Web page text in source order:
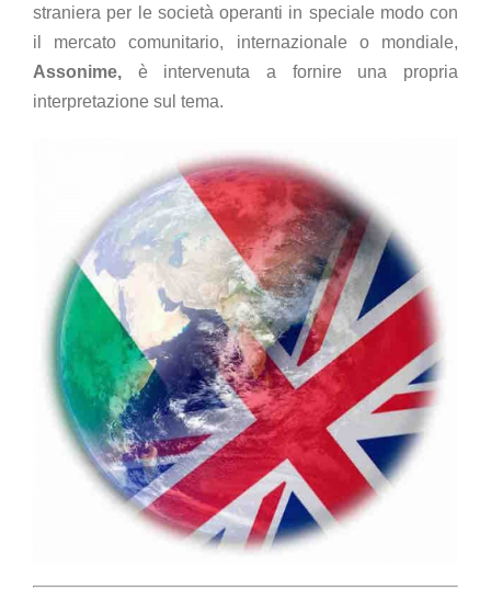
straniera per le società operanti in speciale modo con
il mercato comunitario, internazionale o mondiale,
Assonime, è intervenuta a fornire una propria
interpretazione sul tema.